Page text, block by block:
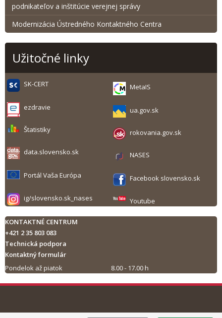
podnikateľov a inštitúcie verejnej správy
Modernizácia Ústredného Kontaktného Centra
Užitočné linky
SK-CERT MetaIS
ezdravie ua.gov.sk
Štatistiky rokovania.gov.sk
data.slovensko.sk NASES
Portál Vaša Európa Facebook slovensko.sk
ig/slovensko.sk_nases Youtube
KONTAKTNÉ CENTRUM
+421 2 35 803 083
Technická podpora
Kontaktný formulár
Pondelok až piatok
8.00 - 17.00 h
Tlač obsahu